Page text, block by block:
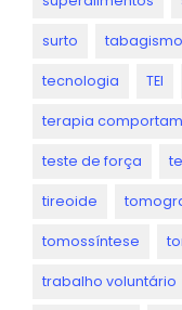
surto tabagismo
tecnologia TEI
terapia
teste de força
tireoide
tomossíntese
trabalho voluntário